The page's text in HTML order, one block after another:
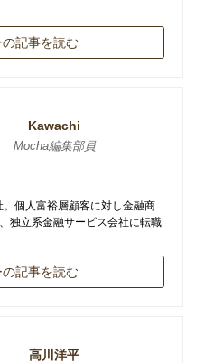
記事を読む
Kawachi
Mocha編集部員
個人富裕層顧客に対し金融商
独立系金融サービス会社に転職
記事を読む
高川洋平